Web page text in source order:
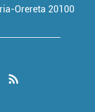
Orereta 20100